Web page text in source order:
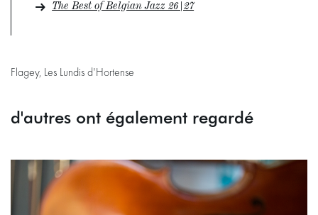
The Best of Belgian Jazz 26|27
Flagey, Les Lundis d'Hortense
d'autres ont également regardé